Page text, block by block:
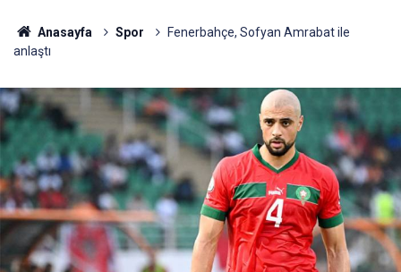
Anasayfa Spor
Fenerbahçe, Sofyan Amrabat ile
anlaştı